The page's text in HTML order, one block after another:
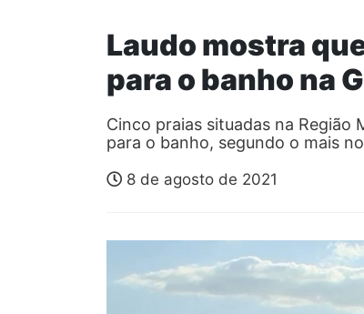
Laudo mostra
para o banho na
Cinco praias situadas na Região
para o banho, segundo o mais
8 de agosto de 2021